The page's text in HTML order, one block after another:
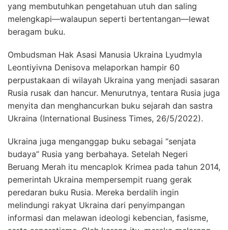
yang membutuhkan pengetahuan utuh dan saling
melengkapi—walaupun seperti bertentangan—lewat
beragam buku.
Ombudsman Hak Asasi Manusia Ukraina Lyudmyla
Leontiyivna Denisova melaporkan hampir 60
perpustakaan di wilayah Ukraina yang menjadi sasaran
Rusia rusak dan hancur. Menurutnya, tentara Rusia juga
menyita dan menghancurkan buku sejarah dan sastra
Ukraina (International Business Times, 26/5/2022).
Ukraina juga menganggap buku sebagai “senjata
budaya” Rusia yang berbahaya. Setelah Negeri
Beruang Merah itu mencaplok Krimea pada tahun 2014,
pemerintah Ukraina mempersempit ruang gerak
peredaran buku Rusia. Mereka berdalih ingin
melindungi rakyat Ukraina dari penyimpangan
informasi dan melawan ideologi kebencian, fasisme,